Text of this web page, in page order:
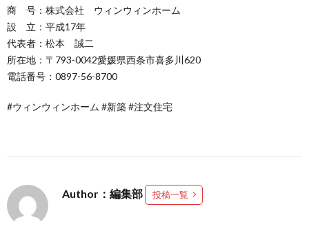
商 号：株式会社 ウィンウィンホーム
設 立：平成17年
代表者：松本 誠二
所在地：〒793-0042愛媛県西条市喜多川620
電話番号：0897-56-8700
#ウィンウィンホーム #新築 #注文住宅
Author：編集部 投稿一覧